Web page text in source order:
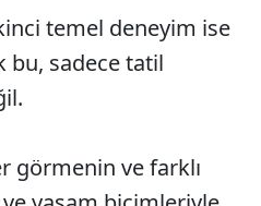
temel deneyim ise
bu, sadece tatil
görmenin ve farklı